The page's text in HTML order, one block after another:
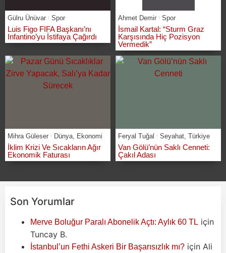
Gülru Ünüvar Spor
Luis Figo FIFA Başkanı’nı
Infantino’yu İstifaya Çağırdı
Ahmet Demir Spor
İsmail Kartal: “Sturm Graz
Karşısında Hiç Pozisyon
Vermedik”
Mihra Güleser Dünya Ekonomi
İklim Krizi Ve Sıcakların Ağır
Ekonomik Faturası
Feryal Tuğal Seyahat Türkiye
Van Gölü’nün Saklı Cenneti:
Çakıl Adası
Son Yorumlar
Merve Boluğur Paralı Abonelik Açtı: Aylık 60 TL için
Tuncay B.
İstanbul’un Fethi Askeri Bir Başarısızlık mı? için Ali